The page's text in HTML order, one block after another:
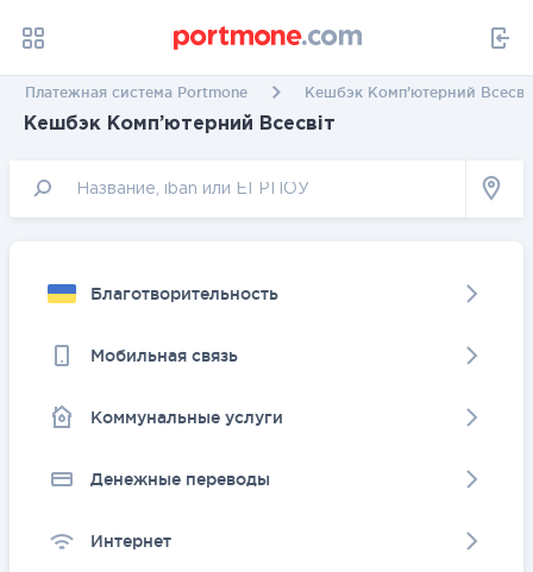
Платежная система Portmone Кешбэк Комп’ютерний
Кешбэк Комп’ютерний Всесвіт
Благотворительность
Мобильная связь
Коммунальные услуги
Денежные переводы
Интернет